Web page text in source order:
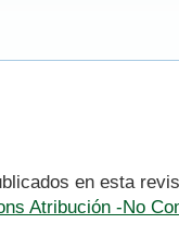
en esta
Atribución -No